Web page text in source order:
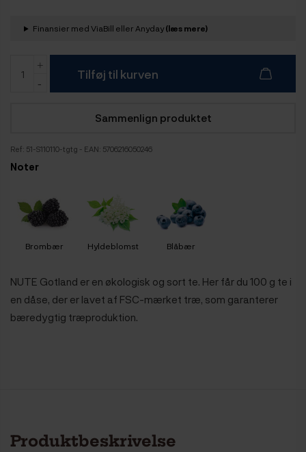
Finansier med ViaBill eller Anyday(læs mere)
Tilføj til kurven
Sammenlign produktet
Ref: 51-S110110-tgtg - EAN: 5706216050246
Noter
Brombær Hyldeblomst Blåbær
NUTE Gotland er en økologisk og sort te. Her får du 100 g te i
en dåse, der er lavet af FSC-mærket træ, som garanterer
bæredygtig træproduktion.
Produktbeskrivelse